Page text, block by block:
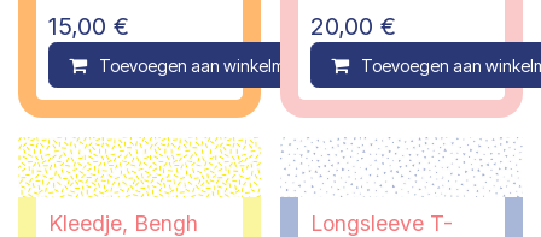
jaar
15,00 €
Toevoegen aan winkelmandje Compare
jaar
20,00 €
Toevoegen aan
Kleedje, Bengh
Longsleeve T-